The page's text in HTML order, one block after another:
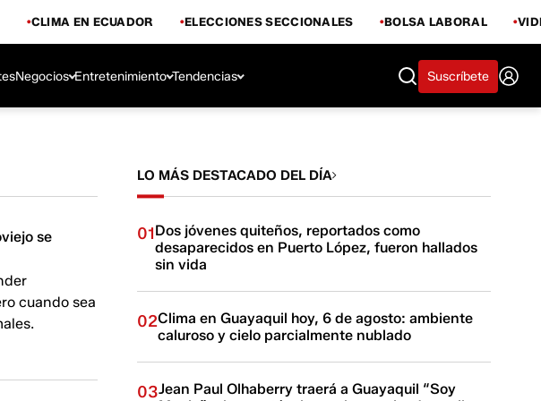
CLIMA EN ECUADOR ELECCIONES SECCIONALES BOLSA LABORAL
Negocios Entretenimiento Tendencias Suscríbete
se
cuando sea
LO MÁS DESTACADO DEL DÍA
01Dos jóvenes quiteños, reportados como
desaparecidos en Puerto López, fueron hallados
sin vida
02Clima en Guayaquil hoy, 6 de agosto: ambiente
caluroso y cielo parcialmente nublado
03Jean Paul Olhaberry traerá a Guayaquil “Soy